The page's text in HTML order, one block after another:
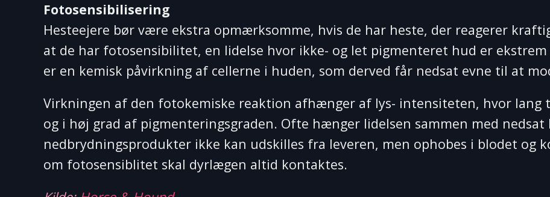
Fotosensibilisering
Hesteejere bør være ekstra opmærksomme, hvis de har heste, der reagerer
at de har fotosensibilitet, en lidelse hvor ikke- og let pigmenteret hud er
er en kemisk påvirkning af cellerne i huden, som derved får nedsat evne til at
Virkningen af den fotokemiske reaktion afhænger af lys- intensiteten, hvor
og i høj grad af pigmenteringsgraden. Ofte hænger lidelsen sammen med
nedbrydningsprodukter ikke kan udskilles fra leveren, men ophobes i blodet og
om fotosensiblitet skal dyrlægen altid kontaktes.